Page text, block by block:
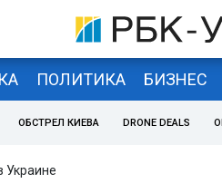
ПОЛИТИКА БИЗНЕС
ОБСТРЕЛ КИЕВА DRONE DEALS
Украине